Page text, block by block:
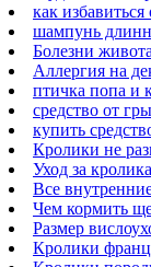
как
шампунь
Болезни
Аллергия на
птичка попа и
средство от
купить
Кролики не
Уход за
Все
Чем кормить
Размер
Кролики